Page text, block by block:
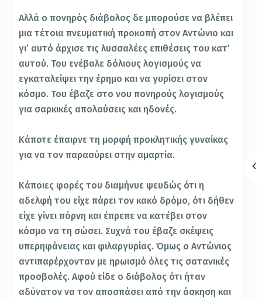
Αλλά ο πονηρός διάβολος δε μπορούσε να βλέπει
μια τέτοια πνευματική προκοπή στον Αντώνιο και
γι’ αυτό άρχισε τις λυσσαλέες επιθέσεις του κατ’
αυτού. Του ενέβαλε δόλιους λογισμούς να
εγκαταλείψει την έρημο και να γυρίσει στον
κόσμο. Του έβαζε στο νου πονηρούς λογισμούς
για σαρκικές απολαύσεις και ηδονές.
Κάποτε έπαιρνε τη μορφή προκλητικής γυναίκας
για να τον παρασύρει στην αμαρτία.
Κάποιες φορές του διαμήνυε ψευδώς ότι η
αδελφή του είχε πάρει τον κακό δρόμο, ότι δήθεν
είχε γίνει πόρνη και έπρεπε να κατέβει στον
κόσμο να τη σώσει. Συχνά του έβαζε σκέψεις
υπερηφάνειας και φιλαργυρίας. Όμως ο Αντώνιος
αντιπαρέρχονταν με ηρωισμό όλες τις σατανικές
προσβολές. Αφού είδε ο διάβολος ότι ήταν
αδύνατον να τον αποσπάσει από την άσκηση και